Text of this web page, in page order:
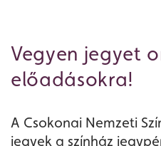
Műsor
Vegyen jegyet
előadásokra!
A Csokonai Nemzeti
jegyek a színház